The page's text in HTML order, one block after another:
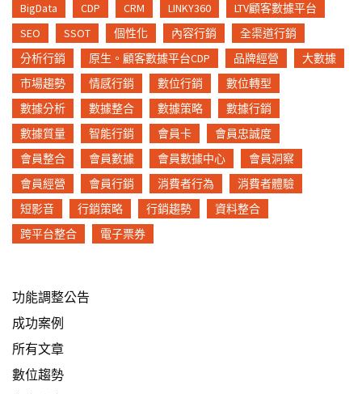
BigData
CDP CRM LINKY360
LTV顧客數據平台
SEO
SSOT 個性化 內容行銷
全渠道行銷
分析行銷
原生。顧客數據平台CDP 品牌經營
大數據
市場趨勢
情感行銷 數位行銷
數位轉型
數據分析
數據整合 數據策略
數據行銷
數據質量
智能行銷 會員卡
會員忠誠度
會員整合
會員數據 會員數據中心
會員洞察
會員經營
會員行銷 消費者行為
消費者體驗
短影音
行銷策略 行銷趨勢
資料整合
跨平台整合
電子票券
功能調整公告
成功案例
所有文章
數位趨勢